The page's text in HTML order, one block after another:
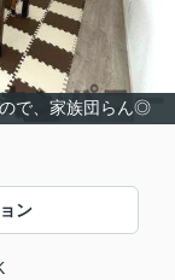
ので、家族団らん◎
ン